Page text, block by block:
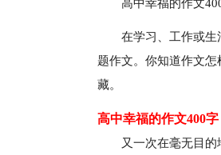
高中幸福的作文
在学习、工作或
题作文。你知道作文
藏。
高中幸福的作文400字
又一次在毫无目